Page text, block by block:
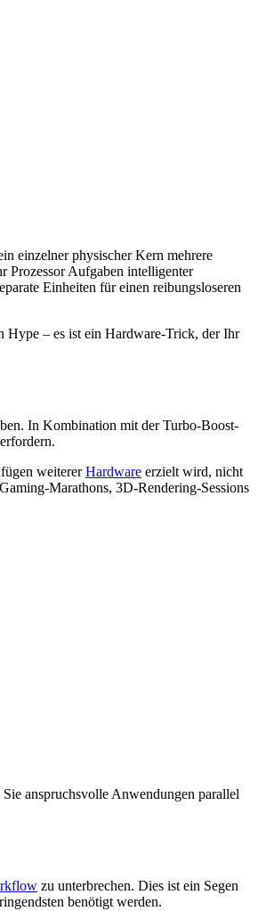
einzelner physischer Kern mehrere
Prozessor Aufgaben intelligenter
Einheiten für einen reibungsloseren
Hype – es ist ein Hardware-Trick, der Ihr
In Kombination mit der Turbo-Boost-
weitererHardware erzielt wird, nicht
Marathons, 3D-Rendering-Sessions
anspruchsvolle Anwendungen parallel
zu unterbrechen. Dies ist ein Segen
benötigt werden.